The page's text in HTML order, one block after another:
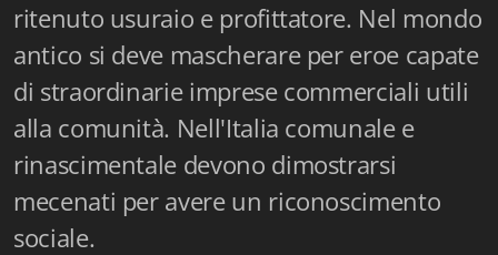
ritenuto usuraio e profittatore. Nel mondo
antico si deve mascherare per eroe capate
di straordinarie imprese commerciali utili
alla comunità. Nell'Italia comunale e
rinascimentale devono dimostrarsi
mecenati per avere un riconoscimento
sociale.
Spyra
Testi scolastici
Varia
Fidia edizioni d'arte
Fidia Architettura